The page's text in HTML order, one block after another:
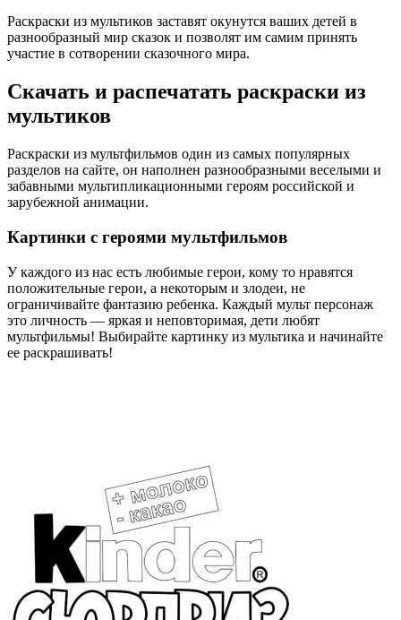
Раскраски из мультиков заставят окунутся ваших детей в
разнообразный мир сказок и позволят им самим принять
участие в сотворении сказочного мира.
Скачать и распечатать раскраски из
мультиков
Раскраски из мультфильмов один из самых популярных
разделов на сайте, он наполнен разнообразными веселыми и
забавными мультипликационными героям российской и
зарубежной анимации.
Картинки с героями мультфильмов
У каждого из нас есть любимые герои, кому то нравятся
положительные герои, а некоторым и злодеи, не
ограничивайте фантазию ребенка. Каждый мульт персонаж
это личность — яркая и неповторимая, дети любят
мультфильмы! Выбирайте картинку из мультика и начинайте
ее раскрашивать!